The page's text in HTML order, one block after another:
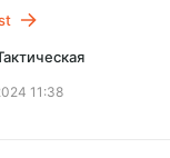
11:38